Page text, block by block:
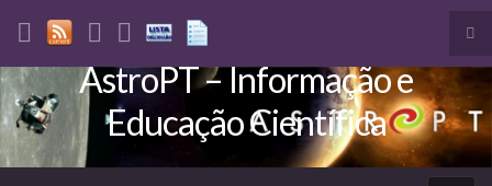
Search for:
AstroPT – Informação e
Educação Científica